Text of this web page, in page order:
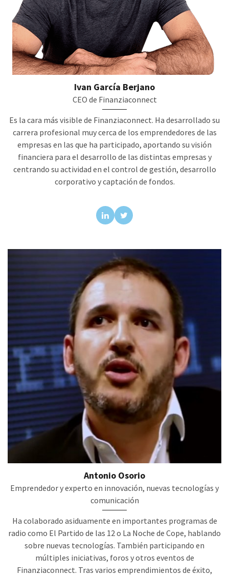
Ivan García Berjano
CEO de Finanziaconnect
Es la cara más visible de Finanziaconnect. Ha desarrollado su
carrera profesional muy cerca de los emprendedores de las
empresas en las que ha participado, aportando su visión
financiera para el desarrollo de las distintas empresas y
centrando su actividad en el control de gestión, desarrollo
corporativo y captación de fondos.
Antonio Osorio
Emprendedor y experto en innovación, nuevas tecnologías y
comunicación
Ha colaborado asiduamente en importantes programas de
radio como El Partido de las 12 o La Noche de Cope, hablando
sobre nuevas tecnologías. También participando en
múltiples iniciativas, foros y otros eventos de
Finanziaconnect. Tras varios emprendimientos de éxito,